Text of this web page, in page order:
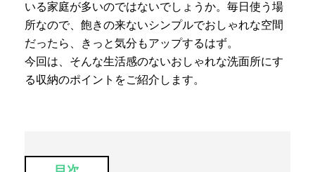
いる家庭が多いのではないでしょうか。毎日使う場
所なので、飽きの来ないシンプルでおしゃれな空間
だったら、きっと気分もアップするはず。
今回は、そんな生活感のないおしゃれな洗面所にす
る収納のポイントをご紹介します。